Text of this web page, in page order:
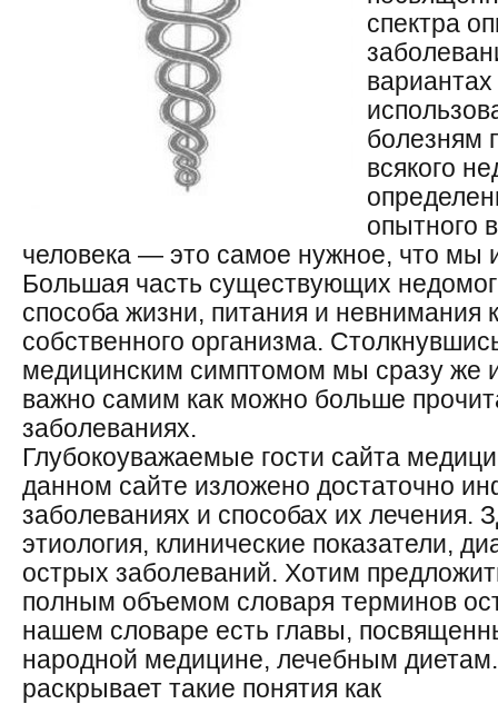
спектра
болезням
всякого
опытного
человека — это самое нужное, что мы
Большая часть существующих
способа жизни, питания и
собственного организма.
медицинским симптомом мы сразу же
важно самим как можно больше
заболеваниях.
Глубокоуважаемые гости сайта
данном сайте изложено достаточно
заболеваниях и способах их лечения.
этиология, клинические показатели,
острых заболеваний. Хотим
полным объемом словаря терминов
нашем словаре есть главы,
народной медицине, лечебным
раскрывает такие понятия как